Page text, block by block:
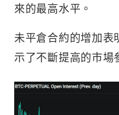
來的最高水平。
未平倉合約的增加表
示了不斷提高的市場